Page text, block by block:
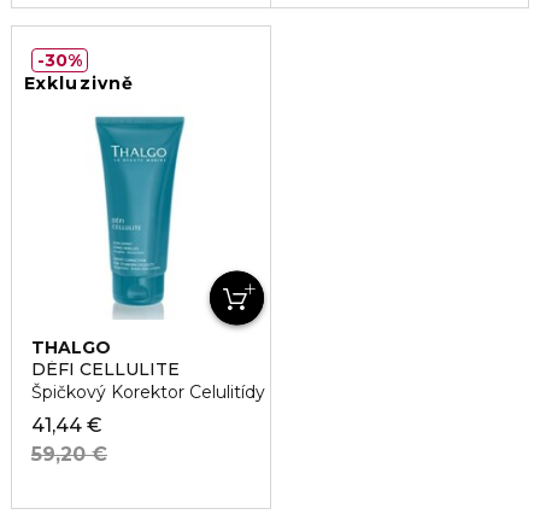
Exkluzivně
THALGO
DÉFI CELLULITE
Špičkový Korektor Celulitídy
41,44 €
59,20 €
30%